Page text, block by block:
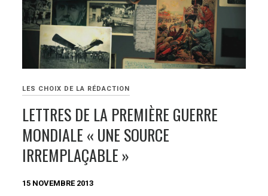
LES CHOIX DE LA RÉDACTION
LETTRES DE LA PREMIÈRE GUERRE
MONDIALE « UNE SOURCE
IRREMPLAÇABLE »
15 NOVEMBRE 2013